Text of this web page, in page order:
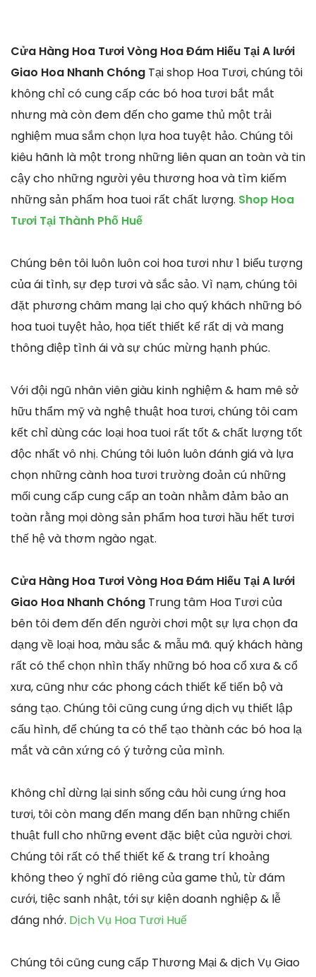
Cửa Hàng Hoa Tươi Vòng Hoa Đám Hiếu Tại A lưới
Giao Hoa Nhanh Chóng Tại shop Hoa Tươi, chúng tôi
không chỉ có cung cấp các bó hoa tươi bắt mắt
nhưng mà còn đem đến cho game thủ một trải
nghiệm mua sắm chọn lựa hoa tuyệt hảo. Chúng tôi
kiêu hãnh là một trong những liên quan an toàn và tin
cậy cho những người yêu thương hoa và tìm kiếm
những sản phẩm hoa tuoi rất chất lượng. Shop Hoa
Tươi Tại Thành Phố Huế
Chúng bên tôi luôn luôn coi hoa tươi như 1 biểu tượng
của ái tình, sự đẹp tươi và sắc sảo. Vì nạm, chúng tôi
đặt phương châm mang lại cho quý khách những bó
hoa tuoi tuyệt hảo, họa tiết thiết kế rất dị và mang
thông điệp tình ái và sự chúc mừng hạnh phúc.
Với đội ngũ nhân viên giàu kinh nghiệm & ham mê sở
hữu thẩm mỹ và nghệ thuật hoa tươi, chúng tôi cam
kết chỉ dùng các loại hoa tuoi rất tốt & chất lượng tốt
độc nhất vô nhị. Chúng tôi luôn luôn đánh giá và lựa
chọn những cành hoa tươi trường đoản cú những
mối cung cấp cung cấp an toàn nhằm đảm bảo an
toàn rằng mọi dòng sản phẩm hoa tươi hầu hết tươi
thế hệ và thơm ngào ngạt.
Cửa Hàng Hoa Tươi Vòng Hoa Đám Hiếu Tại A lưới
Giao Hoa Nhanh Chóng Trung tâm Hoa Tươi của
bên tôi đem đến đến người chơi một sự lựa chọn đa
dạng về loại hoa, màu sắc & mẫu mã. quý khách hàng
rất có thể chọn nhìn thấy những bó hoa cổ xưa & cổ
xưa, cũng như các phong cách thiết kế tiến bộ và
sáng tạo. Chúng tôi cũng cung ứng dịch vụ thiết lập
cấu hình, để chúng ta có thể tạo thành các bó hoa lạ
mắt và cân xứng có ý tưởng của mình.
Không chỉ dừng lại sinh sống câu hỏi cung ứng hoa
tươi, tôi còn mang đến mang đến bạn những chiến
thuật full cho những event đặc biệt của người chơi.
Chúng tôi rất có thể thiết kế & trang trí khoảng
không theo ý nghĩ đó riêng của game thủ, từ đám
cưới, tiệc sanh nhật, tới sự kiện doanh nghiệp & lễ
đáng nhớ. Dịch Vụ Hoa Tươi Huế
Chúng tôi cũng cung cấp Thương Mại & dịch Vụ Giao